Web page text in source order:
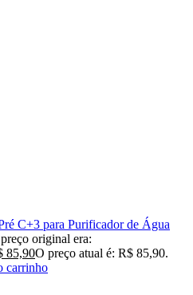
C+3 para Purificador de Água
original era:
85,90O preço atual é: R$ 85,90.
carrinho